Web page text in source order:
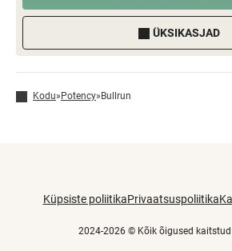
ÜKSIKASJAD
Kodu» Potency» Bullrun
Küpsiste poliitikaPrivaatsuspoliitika
2024-2026 © Kõik õigused kaitstud |